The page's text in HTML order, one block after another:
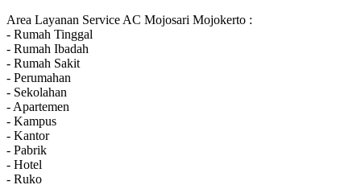
Area Layanan Service AC Mojosari Mojokerto :
- Rumah Tinggal
- Rumah Ibadah
- Rumah Sakit
- Perumahan
- Sekolahan
- Apartemen
- Kampus
- Kantor
- Pabrik
- Hotel
- Ruko